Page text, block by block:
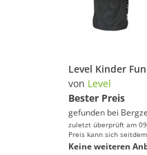
Level Kinder
von Level
Bester Preis
gefunden bei
zuletzt überprüft am
Preis kann sich
Keine weiteren